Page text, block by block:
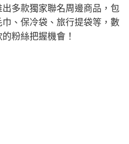
多款獨家聯名周邊商品，包
、保冷袋、旅行提袋等，數
粉絲把握機會！